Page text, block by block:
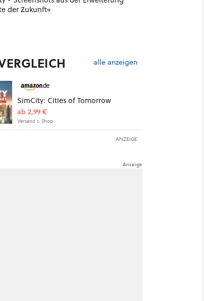
der Zukunft«
alle anzeigen
SimCity: Cities of Tomorrow
ab 2,99 €
Versand s. Shop
ANZEIGE